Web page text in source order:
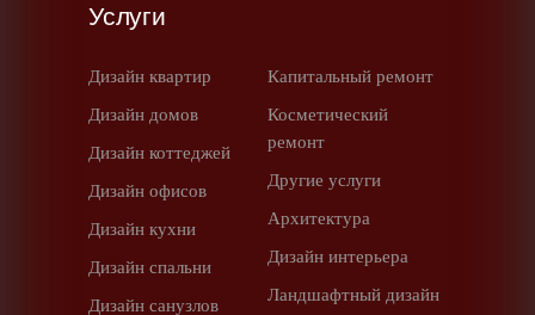
Услуги
Дизайн квартир
Дизайн домов
Дизайн коттеджей
Дизайн офисов
Дизайн кухни
Дизайн спальни
Дизайн санузлов
Капитальный ремонт
Косметический
ремонт
Другие услуги
Архитектура
Дизайн интерьера
Ландшафтный дизайн